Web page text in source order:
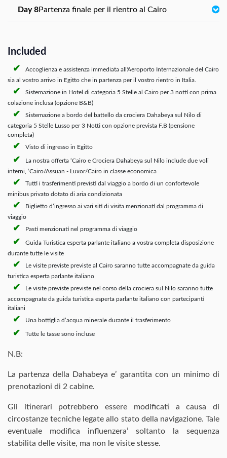
Day 8Partenza finale per il rientro al Cairo
Included
Accoglienza e assistenza immediata all'Aeroporto Internazionale del Cairo
sia al vostro arrivo in Egitto che in partenza per il vostro rientro in Italia.
Sistemazione in Hotel di categoria 5 Stelle al Cairo per 3 notti con prima
colazione inclusa (opzione B&B)
Sistemazione a bordo del battello da crociera Dahabeya sul Nilo di
categoria 5 Stelle Lusso per 3 Notti con opzione prevista F.B (pensione
completa)
Visto di ingresso in Egitto
La nostra offerta ‘Cairo e Crociera Dahabeya sul Nilo include due voli
interni, ‘Cairo/Assuan - Luxor/Cairo in classe economica
Tutti i trasferimenti previsti dal viaggio a bordo di un confortevole
minibus privato dotato di aria condizionata
Biglietto d’ingresso ai vari siti di visita menzionati dal programma di
viaggio
Pasti menzionati nel programma di viaggio
Guida Turistica esperta parlante italiano a vostra completa disposizione
durante tutte le visite
Le visite previste previste al Cairo saranno tutte accompagnate da guida
turistica esperta parlante italiano
Le visite previste previste nel corso della crociera sul Nilo saranno tutte
accompagnate da guida turistica esperta parlante italiano con partecipanti
italiani
Una bottiglia d’acqua minerale durante il trasferimento
Tutte le tasse sono incluse
N.B:
La partenza della Dahabeya e’ garantita con un minimo di
prenotazioni di 2 cabine.
Gli itinerari potrebbero essere modificati a causa di
circostanze tecniche legate allo stato della navigazione. Tale
eventuale modifica influenzera’ soltanto la sequenza
stabilita delle visite, ma non le visite stesse.